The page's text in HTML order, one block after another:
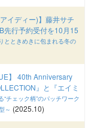
イディー)】藤井サチ
先行予約受付を10月15
とときめきに包まれる冬の
】 40th Anniversary
』と『エイミ
“チェック柄”のパッチワーク
～ (2025.10)